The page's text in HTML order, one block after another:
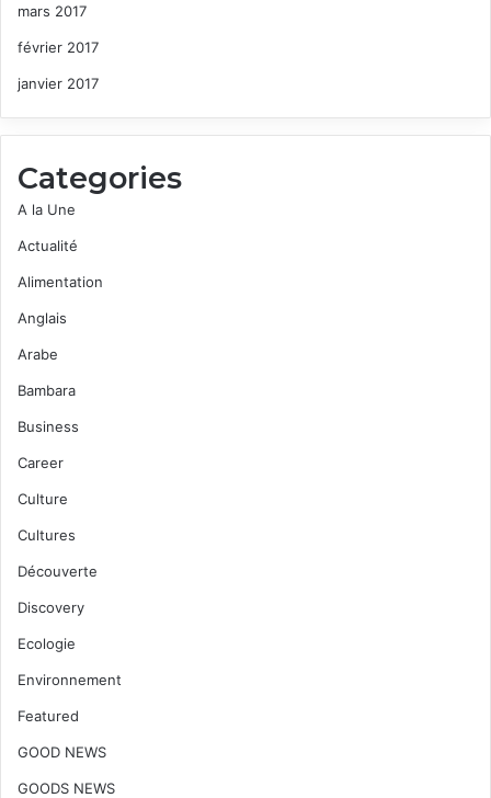
mars 2017
février 2017
janvier 2017
Categories
A la Une
Actualité
Alimentation
Anglais
Arabe
Bambara
Business
Career
Culture
Cultures
Découverte
Discovery
Ecologie
Environnement
Featured
GOOD NEWS
GOODS NEWS